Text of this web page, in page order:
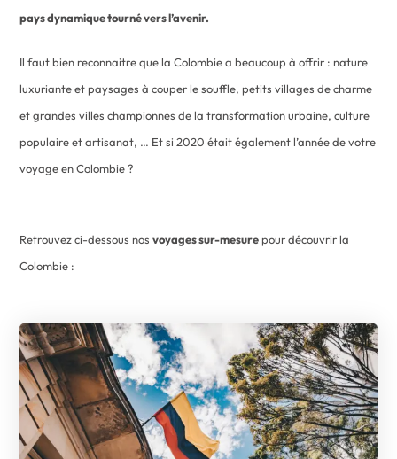
pays dynamique tourné vers l’avenir.
Il faut bien reconnaitre que la Colombie a beaucoup à offrir : nature
luxuriante et paysages à couper le souffle, petits villages de charme
et grandes villes championnes de la transformation urbaine, culture
populaire et artisanat, … Et si 2020 était également l’année de votre
voyage en Colombie ?
Retrouvez ci-dessous nosvoyages sur-mesurepour découvrir la
Colombie :